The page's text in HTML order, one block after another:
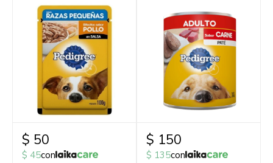
$ 50
$ 45con
$ 150
$ 135con